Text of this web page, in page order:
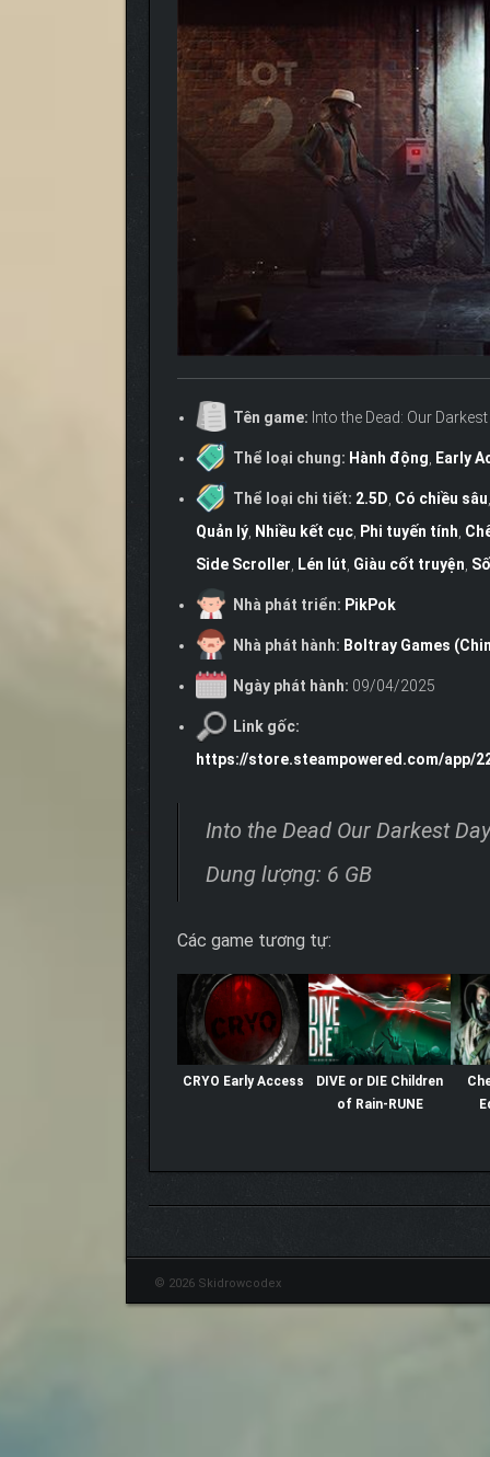
Tên game: Into the Dead: Our
Thể loại chung: Hành động, Early
Thể loại chi tiết: 2.5D, Có chiều sâu
Quản lý, Nhiều kết cục, Phi tuyến tính,
Side Scroller, Lén lút, Giàu cốt truyện,
Nhà phát triển: PikPok
Nhà phát hành: Boltray Games
Ngày phát hành: 09/04/2025
Link gốc:
https://store.steampowered.com/app/
Into the Dead Our Darkest
Dung lượng: 6 GB
Các game tương tự:
CRYO Early Access
DIVE or DIE Children
of Rain-RUNE
© 2026 Skidrowcodex